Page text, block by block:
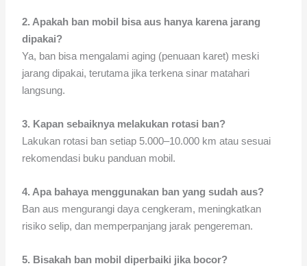
2. Apakah ban mobil bisa aus hanya karena jarang
dipakai?
Ya, ban bisa mengalami aging (penuaan karet) meski
jarang dipakai, terutama jika terkena sinar matahari
langsung.
3. Kapan sebaiknya melakukan rotasi ban?
Lakukan rotasi ban setiap 5.000–10.000 km atau sesuai
rekomendasi buku panduan mobil.
4. Apa bahaya menggunakan ban yang sudah aus?
Ban aus mengurangi daya cengkeram, meningkatkan
risiko selip, dan memperpanjang jarak pengereman.
5. Bisakah ban mobil diperbaiki jika bocor?